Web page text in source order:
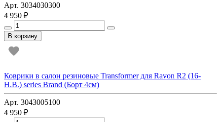
Арт. 3034030300
4 950 ₽
В корзину
Коврики в салон резиновые Transformer для Ravon R2 (16-
Н.В.) series Brand (Борт 4см)
Арт. 3043005100
4 950 ₽